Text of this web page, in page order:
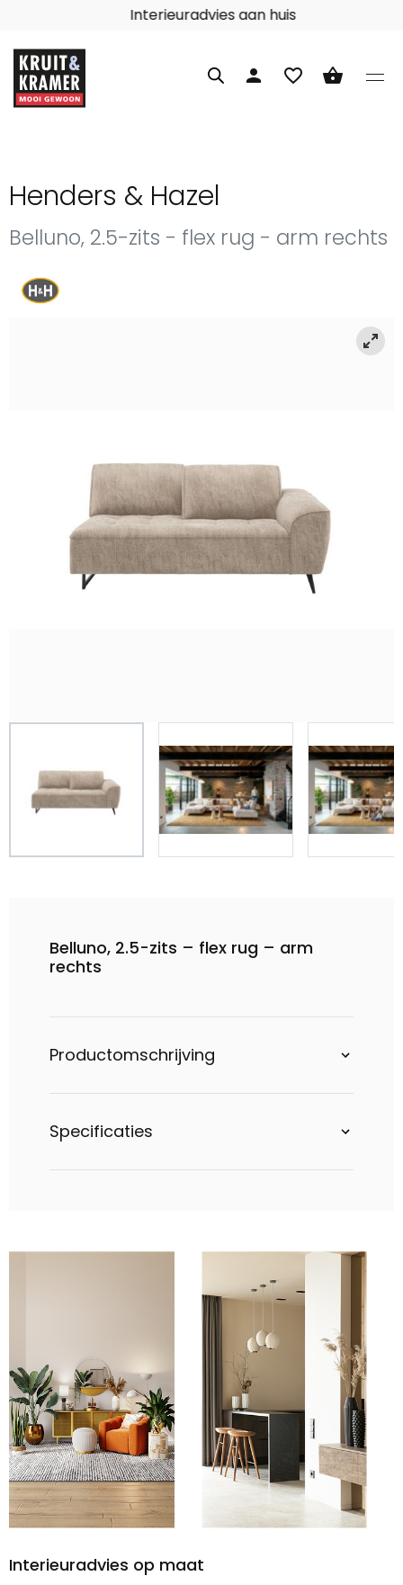
Interieuradvies aan huis
person favorite_border shopping_basket
Henders & Hazel
Belluno, 2.5-zits - flex rug - arm rechts
Belluno, 2.5-zits – flex rug – arm
rechts
Productomschrijving
Specificaties
Interieuradvies op maat